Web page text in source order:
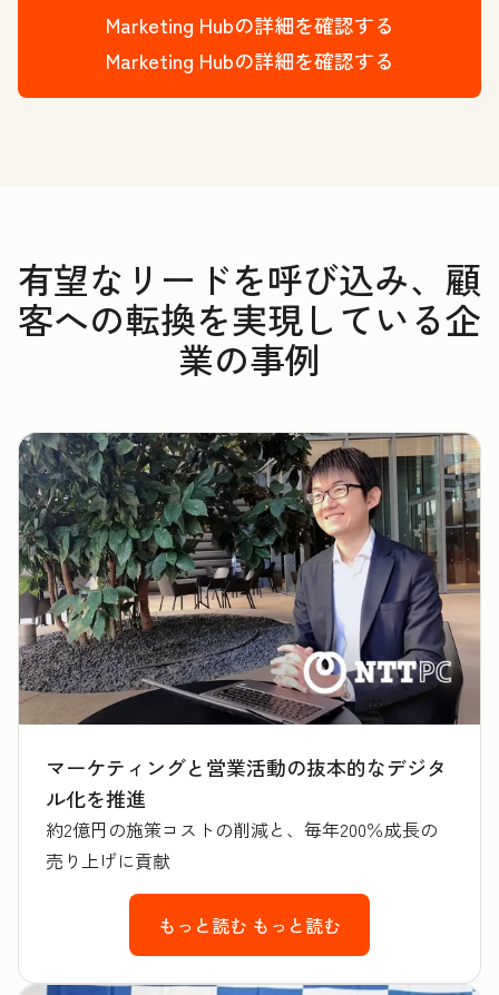
Marketing Hubの詳細を確認する
Marketing Hubの詳細を確認する
有望なリードを呼び込み、顧
客への転換を実現している企
業の事例
マーケティングと営業活動の抜本的なデジタ
ル化を推進
約2億円の施策コストの削減と、毎年200％成長の
売り上げに貢献
もっと読む もっと読む